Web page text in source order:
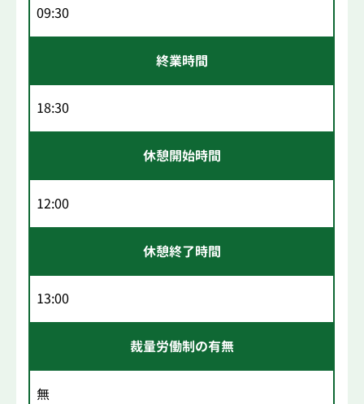
09:30
終業時間
18:30
休憩開始時間
12:00
休憩終了時間
13:00
裁量労働制の有無
無